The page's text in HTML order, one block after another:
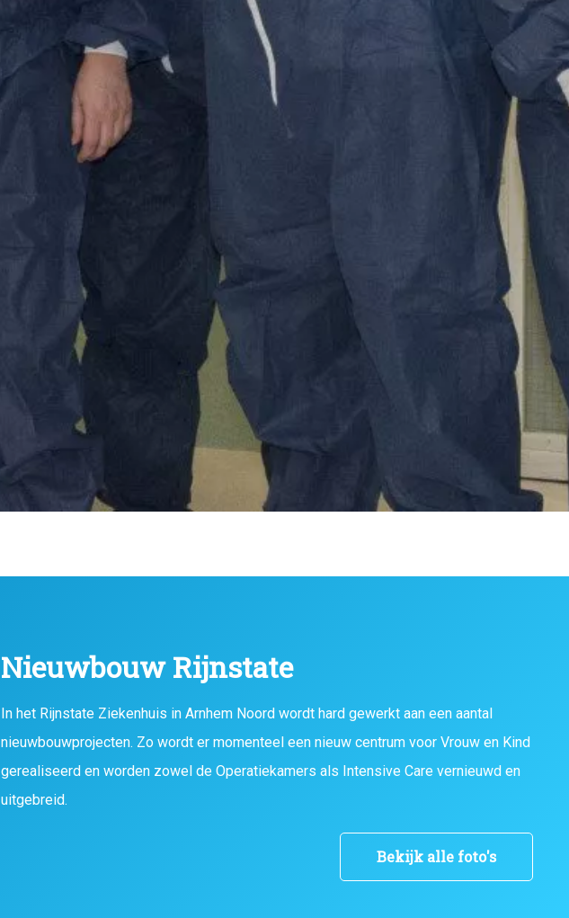
Nieuwbouw Rijnstate
In het Rijnstate Ziekenhuis in Arnhem Noord wordt hard gewerkt aan een aantal
nieuwbouwprojecten. Zo wordt er momenteel een nieuw centrum voor Vrouw en Kind
gerealiseerd en worden zowel de Operatiekamers als Intensive Care vernieuwd en
uitgebreid.
Bekijk alle foto's